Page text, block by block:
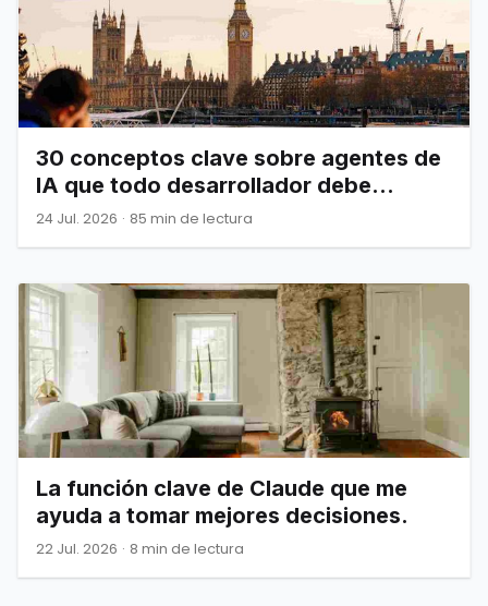
30 conceptos clave sobre agentes de
IA que todo desarrollador debe
dominar
24 Jul. 2026 · 85 min de lectura
La función clave de Claude que me
ayuda a tomar mejores decisiones.
22 Jul. 2026 · 8 min de lectura